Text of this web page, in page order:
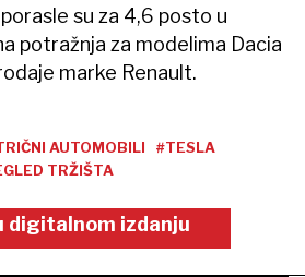
su za 4,6 posto u
potražnja za modelima Dacia
marke Renault.
AUTOMOBILI
#TESLA
TRŽIŠTA
digitalnom izdanju